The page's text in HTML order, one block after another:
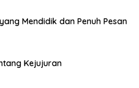
Mendidik dan Penuh Pesan
Kejujuran